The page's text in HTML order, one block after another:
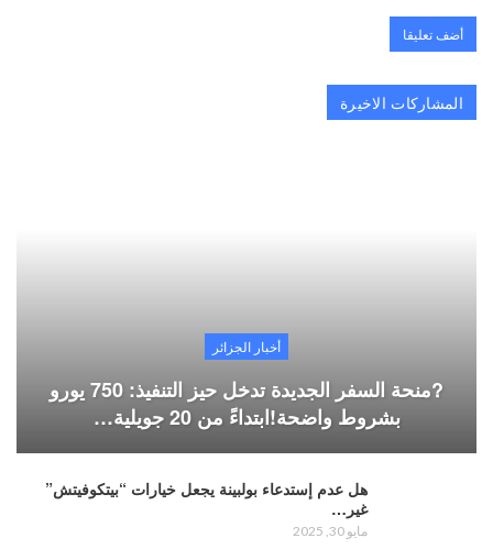
المشاركات الاخيرة
أخبار الجزائر
?منحة السفر الجديدة تدخل حيز التنفيذ: 750 يورو
بشروط واضحة!ابتداءً من 20 جويلية…
هل عدم إستدعاء بولبينة يجعل خيارات “بيتكوفيتش”
غير…
مايو 30, 2025